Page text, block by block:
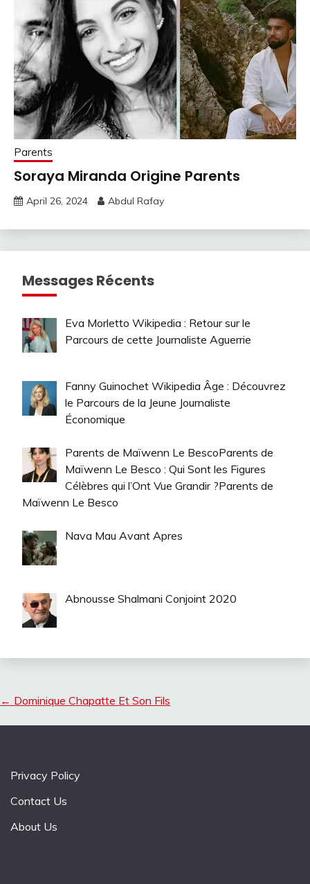
Parents
Soraya Miranda Origine Parents
April 26, 2024 Abdul Rafay
Messages Récents
Eva Morletto Wikipedia : Retour sur le
Parcours de cette Journaliste Aguerrie
Fanny Guinochet Wikipedia Âge : Découvrez
le Parcours de la Jeune Journaliste
Économique
Parents de Maïwenn Le BescoParents de
Maïwenn Le Besco : Qui Sont les Figures
Célèbres qui l’Ont Vue Grandir ?Parents de
Maïwenn Le Besco
Nava Mau Avant Apres
Abnousse Shalmani Conjoint 2020
← Dominique Chapatte Et Son Fils
Privacy Policy
Contact Us
About Us